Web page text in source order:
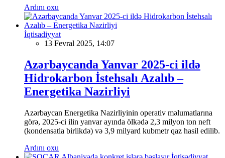
Ardını oxu
İqtisadiyyat
13 Fevral 2025, 14:07
Azərbaycanda Yanvar 2025-ci ildə
Hidrokarbon İstehsalı Azalıb –
Energetika Nazirliyi
Azərbaycan Energetika Nazirliyinin operativ məlumatlarına
görə, 2025-ci ilin yanvar ayında ölkədə 2,3 milyon ton neft
(kondensatla birlikdə) və 3,9 milyard kubmetr qaz hasil edilib.
Ardını oxu